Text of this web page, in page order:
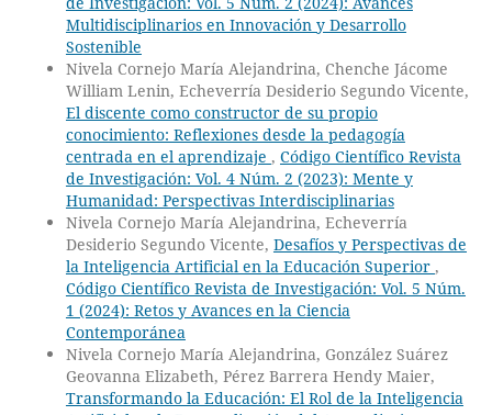
Multidisciplinarios en Innovación y Desarrollo
Sostenible
Nivela Cornejo María Alejandrina, Chenche Jácome
William Lenin, Echeverría Desiderio Segundo Vicente,
El discente como constructor de su propio
conocimiento: Reflexiones desde la pedagogía
centrada en el aprendizaje , Código Científico Revista
de Investigación: Vol. 4 Núm. 2 (2023): Mente y
Humanidad: Perspectivas Interdisciplinarias
Nivela Cornejo María Alejandrina, Echeverría
Desiderio Segundo Vicente, Desafíos y Perspectivas de
la Inteligencia Artificial en la Educación Superior ,
Código Científico Revista de Investigación: Vol. 5 Núm.
1 (2024): Retos y Avances en la Ciencia
Contemporánea
Nivela Cornejo María Alejandrina, González Suárez
Geovanna Elizabeth, Pérez Barrera Hendy Maier,
Transformando la Educación: El Rol de la Inteligencia